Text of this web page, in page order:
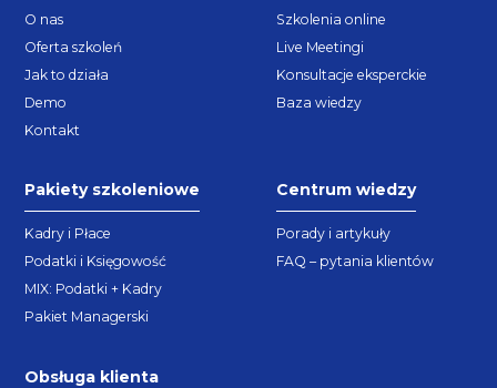
O nas
Oferta szkoleń
Jak to działa
Demo
Kontakt
Szkolenia online
Live Meetingi
Konsultacje eksperckie
Baza wiedzy
Pakiety szkoleniowe
Kadry i Płace
Podatki i Księgowość
MIX: Podatki + Kadry
Pakiet Managerski
Centrum wiedzy
Porady i artykuły
FAQ – pytania klientów
Obsługa klienta